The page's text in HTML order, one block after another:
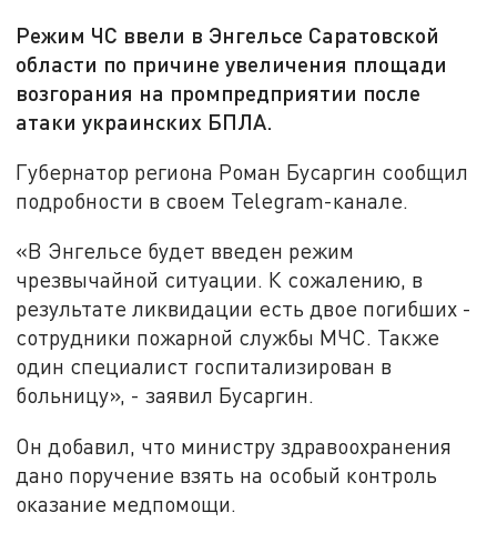
Режим ЧС ввели в Энгельсе Саратовской
области по причине увеличения площади
возгорания на промпредприятии после
атаки украинских БПЛА.
Губернатор региона Роман Бусаргин сообщил
подробности в своем Telegram-канале.
«В Энгельсе будет введен режим
чрезвычайной ситуации. К сожалению, в
результате ликвидации есть двое погибших -
сотрудники пожарной службы МЧС. Также
один специалист госпитализирован в
больницу», - заявил Бусаргин.
Он добавил, что министру здравоохранения
дано поручение взять на особый контроль
оказание медпомощи.